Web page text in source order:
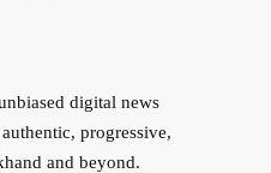
digital news
progressive,
and beyond.